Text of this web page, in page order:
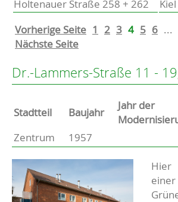
Holtenauer Straße 258 + 262
Kiel
Vorherige Seite 1 2 3 4 5 6 ...
Nächste Seite
Dr.-Lammers-Straße 11 -
Stammdaten
Basisdaten zur Immobilie
Stadtteil Baujahr
Jahr der
Zentrum
1957
Beschreibung
Hier